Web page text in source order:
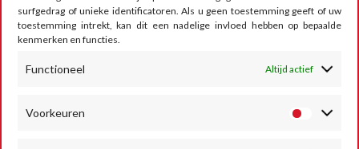
surfgedrag of unieke identificatoren. Als u geen toestemming geeft of uw
toestemming intrekt, kan dit een nadelige invloed hebben op bepaalde
kenmerken en functies.
Functioneel Altijd actief
Voorkeuren
Algemene gebruiksvoorwaarden
Cookiebeleid
VOLG ONS